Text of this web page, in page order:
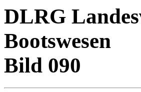
DLRG
Bootswesen
Bild 090